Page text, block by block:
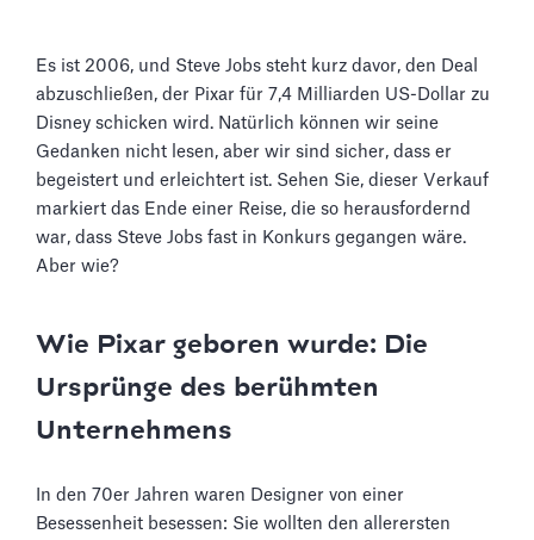
Es ist 2006, und Steve Jobs steht kurz davor, den Deal
abzuschließen, der Pixar für 7,4 Milliarden US-Dollar zu
Disney schicken wird. Natürlich können wir seine
Gedanken nicht lesen, aber wir sind sicher, dass er
begeistert und erleichtert ist. Sehen Sie, dieser Verkauf
markiert das Ende einer Reise, die so herausfordernd
war, dass Steve Jobs fast in Konkurs gegangen wäre.
Aber wie?
Wie Pixar geboren wurde: Die
Ursprünge des berühmten
Unternehmens
In den 70er Jahren waren Designer von einer
Besessenheit besessen: Sie wollten den allerersten